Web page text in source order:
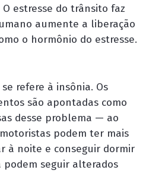
estresse do trânsito faz
aumente a liberação
o hormônio do estresse.
refere à insônia. Os
são apontadas como
desse problema — ao
podem ter mais
à noite e conseguir dormir
seguir alterados